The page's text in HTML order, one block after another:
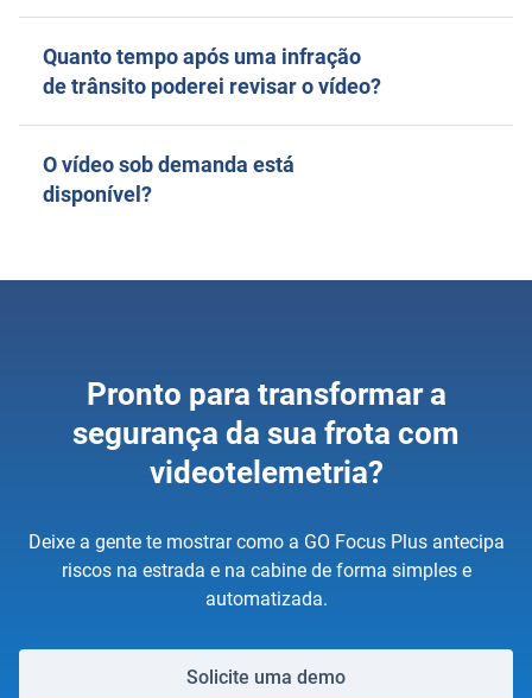
Quanto tempo após uma infração
de trânsito poderei revisar o vídeo?
O vídeo sob demanda está
disponível?
Pronto para transformar a
segurança da sua frota com
videotelemetria?
Deixe a gente te mostrar como a GO Focus Plus antecipa
riscos na estrada e na cabine de forma simples e
automatizada.
Solicite uma demo